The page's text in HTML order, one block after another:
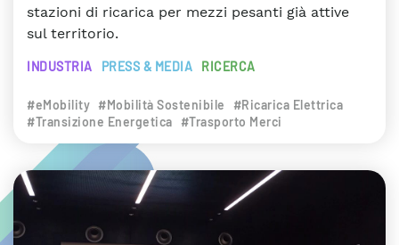
stazioni di ricarica per mezzi pesanti già attive
sul territorio.
INDUSTRIA PRESS & MEDIA RICERCA
#eMobility #Mobilità Sostenibile
#Ricarica Elettrica
#Transizione Energetica
#Trasporto Merci